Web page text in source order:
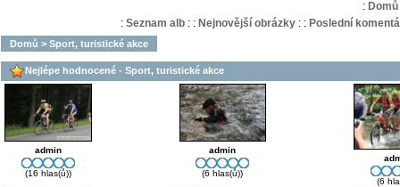
: Domů
: Seznam alb: : Nejnovější obrázky: : Poslední
Domů > Sport, turistické akce
Nejlépe hodnocené - Sport, turistické akce
admin
(16 hlas(ů))
admin
(6 hlas(ů))
(6